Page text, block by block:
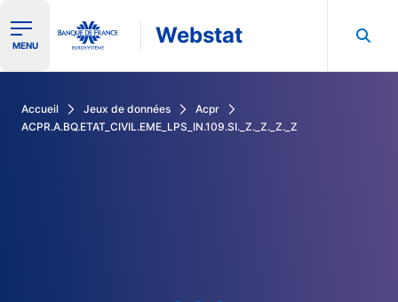
Ouvrir le menu de navigation
MENU Webstat
Accueil Jeux de données
Acpr
ACPR.A.BQ.ETAT_CIVIL.EME_LPS_IN.109.SI._Z._Z._Z._Z